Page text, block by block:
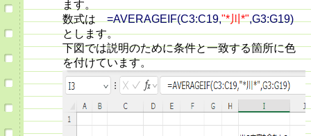
ます。
数式は=AVERAGEIF(C3:C19,"*川*",G3:G19)
とします。
下図では説明のために条件と一致する箇所に色
を付けています。